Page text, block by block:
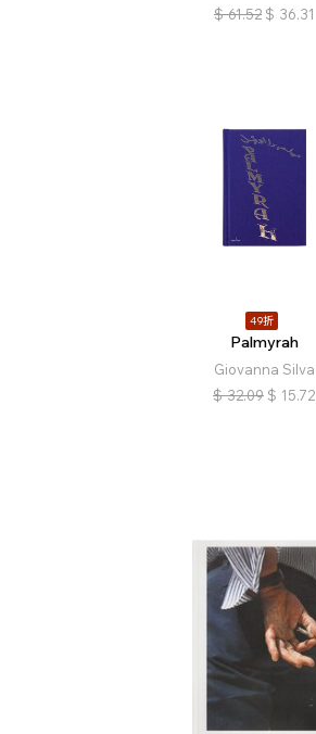
$ 61.52 $ 36.31
49折
Palmyrah
Giovanna Silva
$ 32.09 $ 15.72